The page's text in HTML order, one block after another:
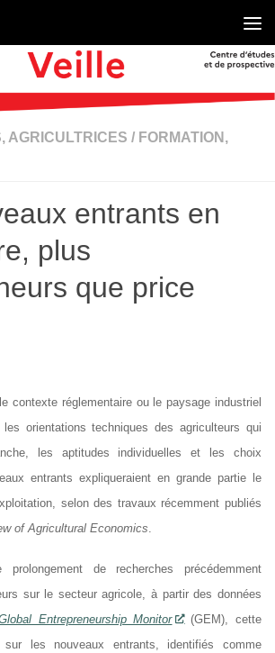
AGRICULTRICES / FORMATION,
entrants en
plus
que price
contexte réglementaire ou le paysage industriel
les orientations techniques des agriculteurs qui
les aptitudes individuelles et les choix
entrants expliqueraient en grande partie le
selon des travaux récemment publiés
of Agricultural Economics.
prolongement de recherches précédemment
sur le secteur agricole, à partir des données
Entrepreneurship Monitor
(GEM), cette
les nouveaux entrants, identifiés comme